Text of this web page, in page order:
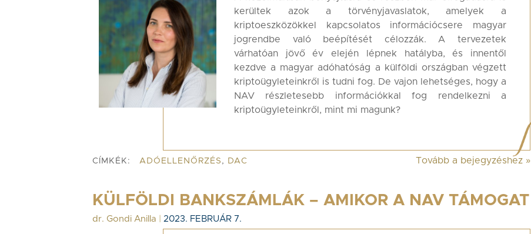
kerültek azok a törvényjavaslatok, amelyek a
kriptoeszközökkel kapcsolatos információcsere magyar
jogrendbe való beépítését célozzák. A tervezetek
várhatóan jövő év elején lépnek hatályba, és innentől
kezdve a magyar adóhatóság a külföldi országban végzett
kriptoügyleteinkről is tudni fog. De vajon lehetséges, hogy a
NAV részletesebb információkkal fog rendelkezni a
kriptoügyleteinkről, mint mi magunk?
CÍMKÉK: ADÓELLENŐRZÉS , DAC Tovább a bejegyzéshez »
KÜLFÖLDI BANKSZÁMLÁK – AMIKOR A NAV TÁMOGAT
dr. Gondi Anilla 2023. FEBRUÁR 7.